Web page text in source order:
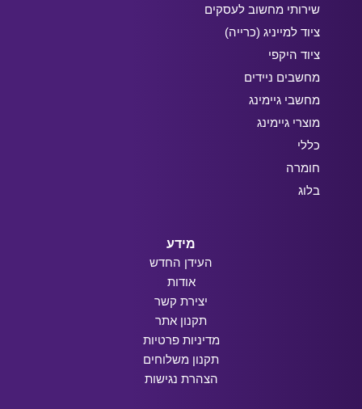
שירותי מחשוב לעסקים
ציוד למייניג (כרייה)
ציוד היקפי
מחשבים ניידים
מחשבי גיימינג
מוצרי גיימינג
כללי
חומרה
בלוג
מידע
העידן החדש
אודות
יצירת קשר
תקנון אתר
מדיניות פרטיות
תקנון משלוחים
הצהרת נגישות